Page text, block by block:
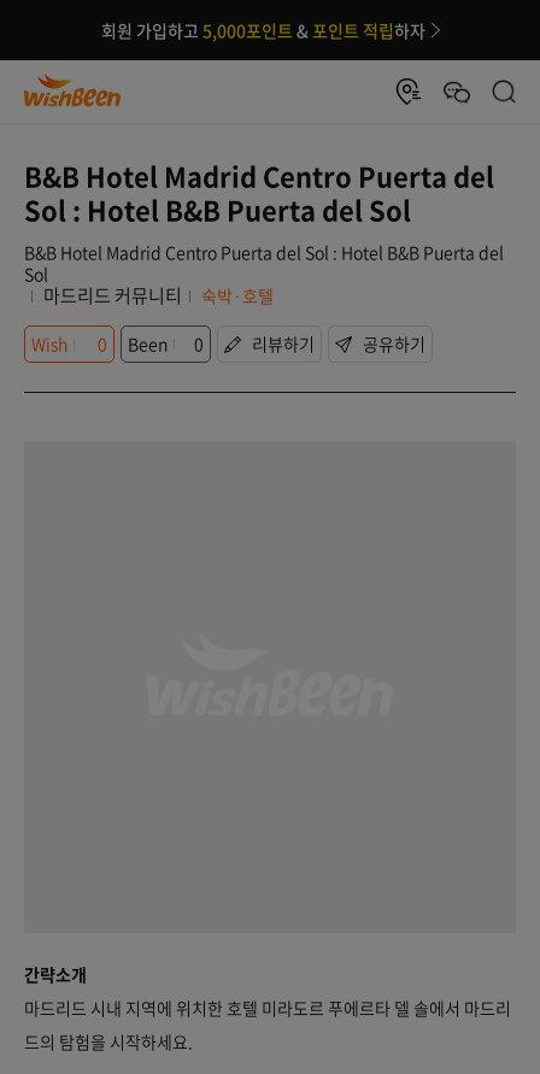
회원 가입하고 5,000포인트 &포인트 적립하자
B&B Hotel Madrid Centro Puerta del
Sol : Hotel B&B Puerta del Sol
B&B Hotel Madrid Centro Puerta del Sol : Hotel B&B Puerta del
Sol
마드리드 커뮤니티
숙박·호텔
Wish
0 Been 0 리뷰하기 공유하기
간략소개
마드리드 시내 지역에 위치한 호텔 미라도르 푸에르타 델 솔에서 마드리
드의 탐험을 시작하세요.